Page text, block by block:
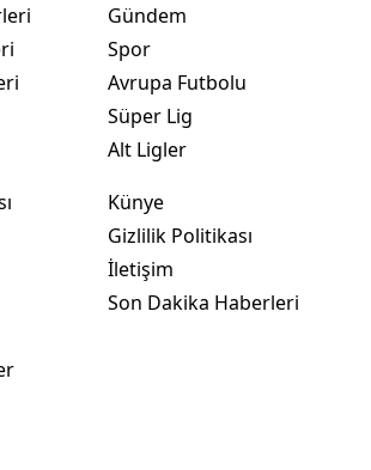
Gündem
Spor
Avrupa Futbolu
Süper Lig
Alt Ligler
Künye
Gizlilik Politikası
İletişim
Son Dakika Haberleri